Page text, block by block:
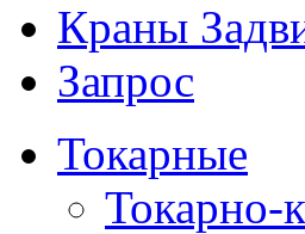
Краны
Запрос
Токарные
Токарно-